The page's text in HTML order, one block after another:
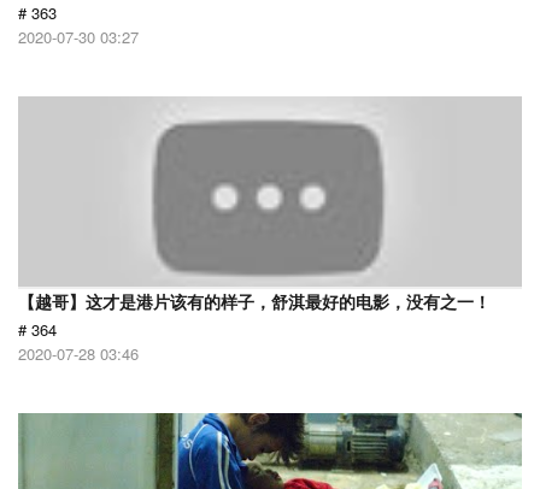
# 363
2020-07-30 03:27
【越哥】这才是港片该有的样子，舒淇最好的电影，没有之一！
# 364
2020-07-28 03:46